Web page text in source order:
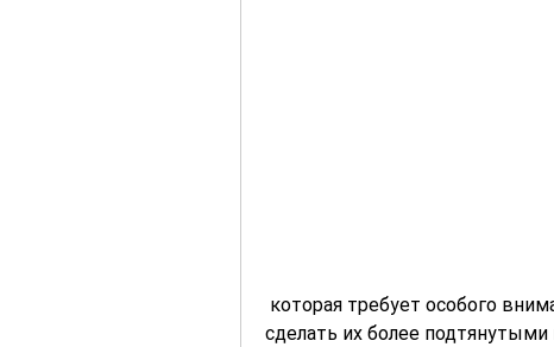
сделать их более